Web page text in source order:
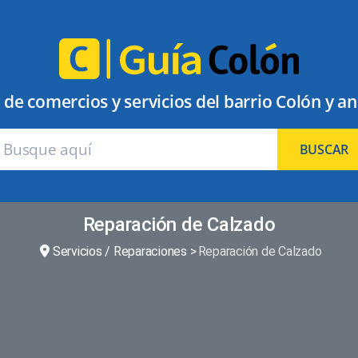
de comercios y servicios del barrio Colón y
BUSCAR
Reparación de Calzado
Servicios / Reparaciones Reparación de Calzado